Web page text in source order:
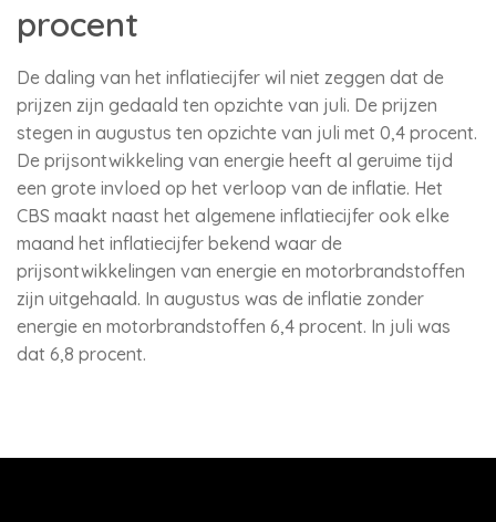
procent
De daling van het inflatiecijfer wil niet zeggen dat de
prijzen zijn gedaald ten opzichte van juli. De prijzen
stegen in augustus ten opzichte van juli met 0,4 procent.
De prijsontwikkeling van energie heeft al geruime tijd
een grote invloed op het verloop van de inflatie. Het
CBS maakt naast het algemene inflatiecijfer ook elke
maand het inflatiecijfer bekend waar de
prijsontwikkelingen van energie en motorbrandstoffen
zijn uitgehaald. In augustus was de inflatie zonder
energie en motorbrandstoffen 6,4 procent. In juli was
dat 6,8 procent.